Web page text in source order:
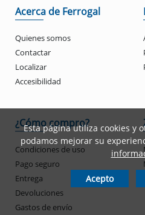
Acerca de Ferrogal
Quienes somos
Contactar
Localizar
Accesibilidad
¿Cómo compro?
Condiciones de uso
Pago seguro
Entrega
Devoluciones
Gastos de envío
Esta página utiliza cookies y
podamos mejorar su
Acepto